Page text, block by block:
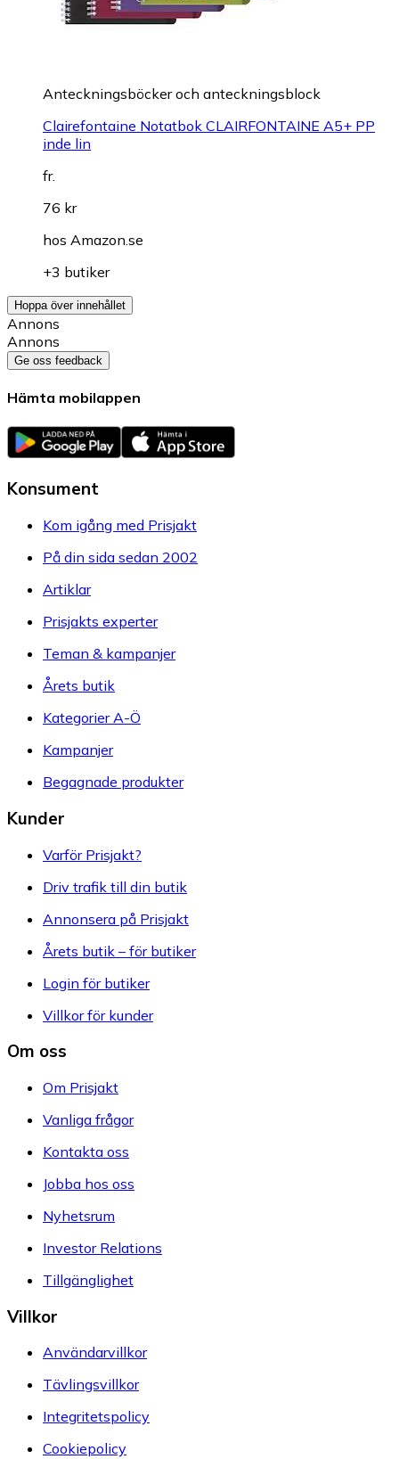
Anteckningsböcker och anteckningsblock
Clairefontaine Notatbok CLAIRFONTAINE A5+ PP
inde lin
fr.
76 kr
hos Amazon.se
+3 butiker
Hoppa över innehållet
Annons
Annons
Ge oss feedback
Hämta mobilappen
Konsument
Kom igång med Prisjakt
På din sida sedan 2002
Artiklar
Prisjakts experter
Teman & kampanjer
Årets butik
Kategorier A-Ö
Kampanjer
Begagnade produkter
Kunder
Varför Prisjakt?
Driv trafik till din butik
Annonsera på Prisjakt
Årets butik – för butiker
Login för butiker
Villkor för kunder
Om oss
Om Prisjakt
Vanliga frågor
Kontakta oss
Jobba hos oss
Nyhetsrum
Investor Relations
Tillgänglighet
Villkor
Användarvillkor
Tävlingsvillkor
Integritetspolicy
Cookiepolicy